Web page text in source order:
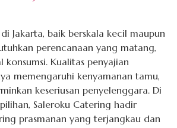
Jakarta, baik berskala kecil maupun
perencanaan yang matang,
Kualitas penyajian
memengaruhi kenyamanan tamu,
keseriusan penyelenggara. Di
Saleroku Catering hadir
prasmanan yang terjangkau dan